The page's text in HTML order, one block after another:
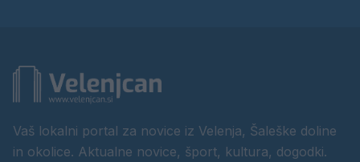
Vaš lokalni portal za novice iz Velenja, Šaleške doline
in okolice. Aktualne novice, šport, kultura, dogodki.